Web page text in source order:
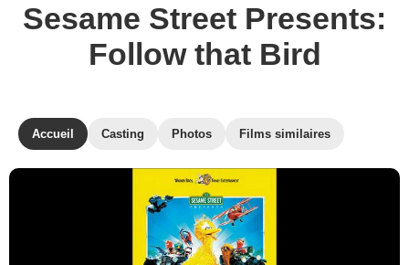
Sesame Street Presents:
Follow that Bird
Accueil Casting Photos Films similaires